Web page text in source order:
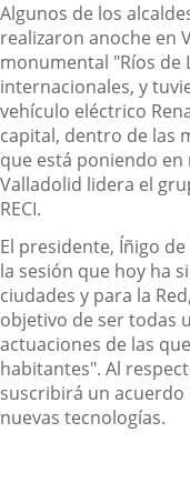
Algunos de los
realizaron anoche en
monumental "Ríos de
internacionales, y
vehículo eléctrico
capital, dentro de las
que está poniendo
Valladolid lidera el
RECI.
El presidente, Íñigo
la sesión que hoy ha
ciudades y para la
objetivo de ser todas
actuaciones de las
habitantes". Al
suscribirá un acuerdo
nuevas tecnologías.